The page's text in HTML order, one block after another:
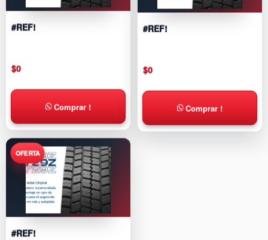
#REF!
$0
Comprar !
#REF!
$0
Comprar !
#REF!